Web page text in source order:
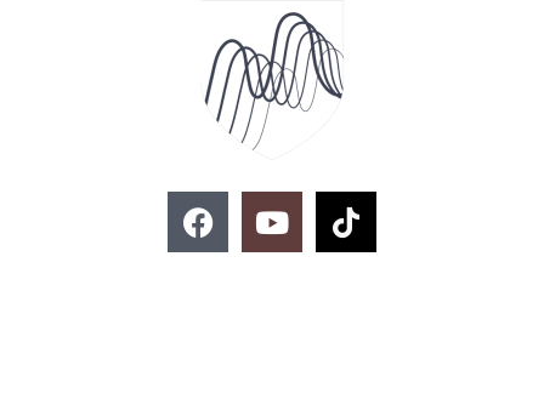
F
a
c
Y
o
u
T
i
k